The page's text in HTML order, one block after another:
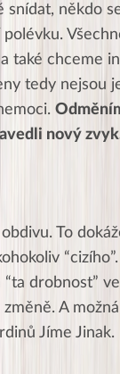
někdo
také chceme
tedy nejsou
nový
To
“ta drobnost”
A
Jíme